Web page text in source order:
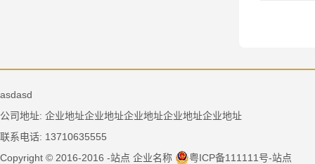
asdasd
公司地址: 企业地址企业地址企业地址企业地址企业地址
联系电话: 13710635555
Copyright © 2016-2016 -站点 企业名称
粤ICP备111111号-站点